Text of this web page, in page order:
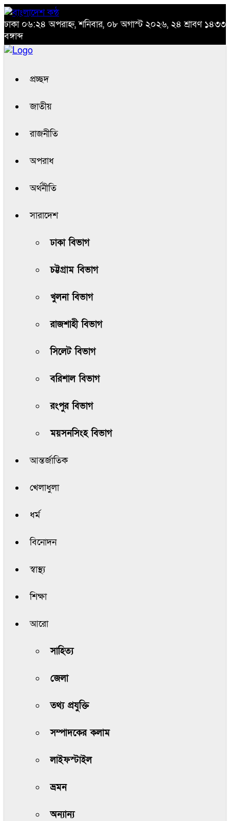
ঢাকা ০৬:২৪ অপরাহ্ন, শনিবার, ০৮ অগাস্ট ২০২৬, ২৪ শ্রাবণ ১৪৩৩
বঙ্গাব্দ
প্রচ্ছদ
জাতীয়
রাজনীতি
অপরাধ
অর্থনীতি
সারাদেশ
ঢাকা বিভাগ
চট্টগ্রাম বিভাগ
খুলনা বিভাগ
রাজশাহী বিভাগ
সিলেট বিভাগ
বরিশাল বিভাগ
রংপুর বিভাগ
ময়সনসিংহ বিভাগ
আন্তর্জাতিক
খেলাধুলা
ধর্ম
বিনোদন
স্বাস্থ্য
শিক্ষা
আরো
সাহিত্য
জেলা
তথ্য প্রযুক্তি
সম্পাদকের কলাম
লাইফস্টাইল
ভ্রমন
অন্যান্য